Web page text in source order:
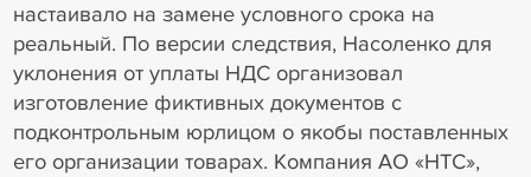
настаивало на замене условного срока на
реальный. По версии следствия, Насоленко для
уклонения от уплаты НДС организовал
изготовление фиктивных документов с
подконтрольным юрлицом о якобы поставленных
его организации товарах. Компания АО «НТС»,